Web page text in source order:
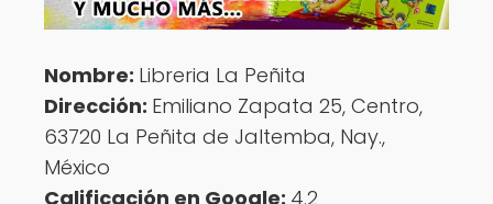
Nombre: Libreria La Peñita
Dirección: Emiliano Zapata 25, Centro,
63720 La Peñita de Jaltemba, Nay.,
México
Calificación en Google: 4.2